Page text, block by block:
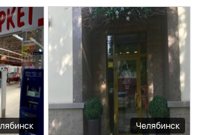
Челябинск